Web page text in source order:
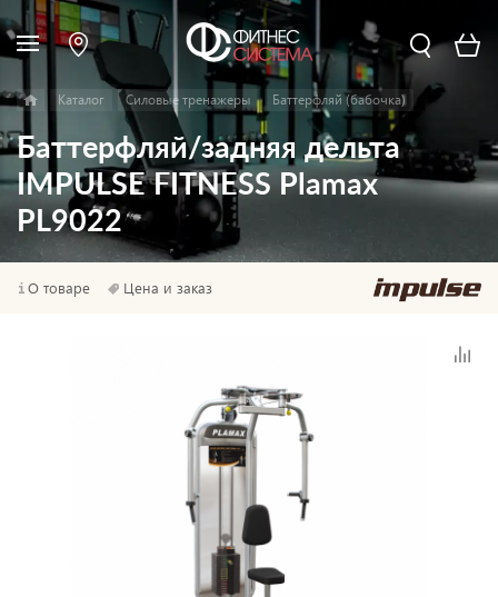
Каталог Силовые тренажеры Баттерфляй (бабочка)
Баттерфляй/задняя дельта
IMPULSE FITNESS Plamax
PL9022
О товаре Цена и заказ